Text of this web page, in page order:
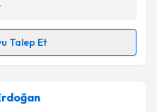
ilişkin
verilerimin belirtilen
kabul ediyorum.
Talep Et
için randevu takvimi